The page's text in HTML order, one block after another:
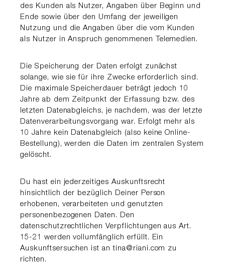
des Kunden als Nutzer, Angaben über Beginn und
Ende sowie über den Umfang der jeweiligen
Nutzung und die Angaben über die vom Kunden
als Nutzer in Anspruch genommenen Telemedien.
Die Speicherung der Daten erfolgt zunächst
solange, wie sie für ihre Zwecke erforderlich sind.
Die maximale Speicherdauer beträgt jedoch 10
Jahre ab dem Zeitpunkt der Erfassung bzw. des
letzten Datenabgleichs, je nachdem, was der letzte
Datenverarbeitungsvorgang war. Erfolgt mehr als
10 Jahre kein Datenabgleich (also keine Online-
Bestellung), werden die Daten im zentralen System
gelöscht.
Du hast ein jederzeitiges Auskunftsrecht
hinsichtlich der bezüglich Deiner Person
erhobenen, verarbeiteten und genutzten
personenbezogenen Daten. Den
datenschutzrechtlichen Verpflichtungen aus Art.
15-21 werden vollumfänglich erfüllt. Ein
Auskunftsersuchen ist an tina@riani.com zu
richten.